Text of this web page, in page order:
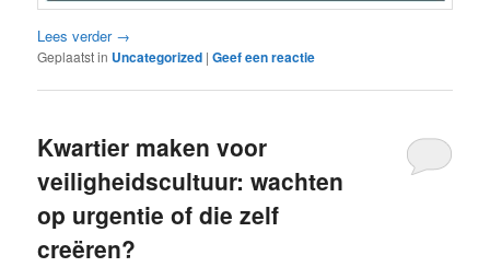
Lees verder →
Geplaatst in Uncategorized |Geef een reactie
Kwartier maken voor
veiligheidscultuur: wachten
op urgentie of die zelf
creëren?